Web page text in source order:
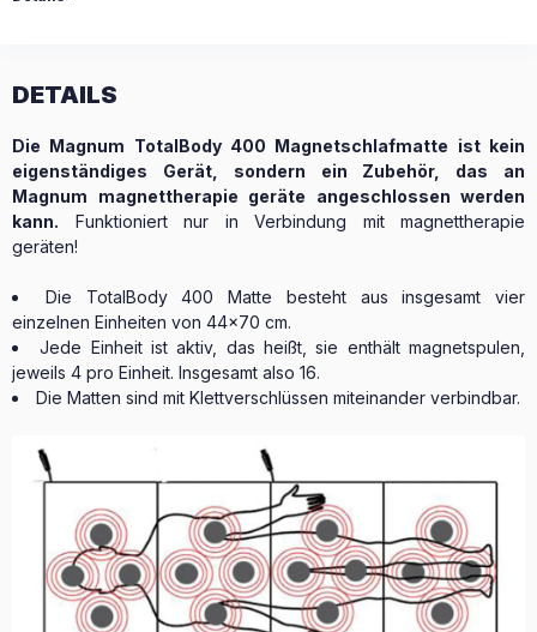
DETAILS
Die Magnum TotalBody 400 Magnetschlafmatte ist kein
eigenständiges Gerät, sondern ein Zubehör, das an
Magnum magnettherapie geräte angeschlossen werden
kann. Funktioniert nur in Verbindung mit magnettherapie
geräten!
Die TotalBody 400 Matte besteht aus insgesamt vier
einzelnen Einheiten von 44x70 cm.
Jede Einheit ist aktiv, das heißt, sie enthält magnetspulen,
jeweils 4 pro Einheit. Insgesamt also 16.
Die Matten sind mit Klettverschlüssen miteinander verbindbar.